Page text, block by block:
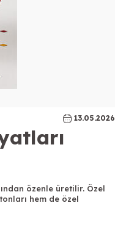
13.05.2026
özenle üretilir. Özel
hem de özel